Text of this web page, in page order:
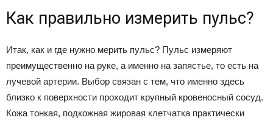
Как правильно измерить пульс?
Итак, как и где нужно мерить пульс? Пульс измеряют
преимущественно на руке, а именно на запястье, то есть на
лучевой артерии. Выбор связан с тем, что именно здесь
близко к поверхности проходит крупный кровеносный сосуд.
Кожа тонкая, подкожная жировая клетчатка практически